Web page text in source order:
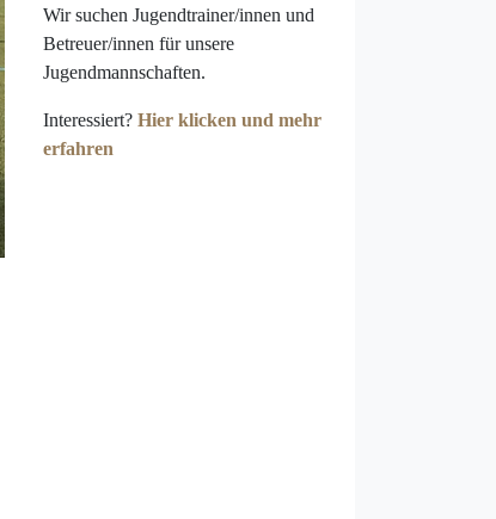
Wir suchen Jugendtrainer/innen und
Betreuer/innen für unsere
Jugendmannschaften.
Interessiert? Hier klicken und mehr
erfahren